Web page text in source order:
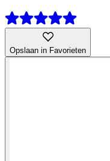
Opslaan in Favorieten